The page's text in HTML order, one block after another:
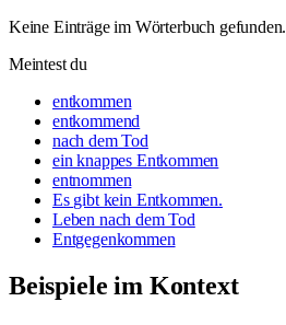
Keine Einträge im Wörterbuch gefunden.
Meintest du
entkommen
entkommend
nach dem Tod
ein knappes Entkommen
entnommen
Es gibt kein Entkommen.
Leben nach dem Tod
Entgegenkommen
Beispiele im Kontext